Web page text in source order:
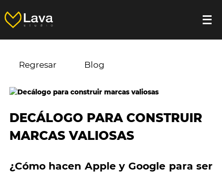
Regresar Blog
DECÁLOGO PARA CONSTRUIR
MARCAS VALIOSAS
¿Cómo hacen Apple y Google para ser